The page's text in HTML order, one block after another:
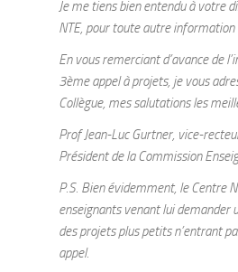
Je me tiens bien entendu à votre
NTE, pour toute autre information
En vous remerciant d’avance de
3ème appel à projets, je vous
Collègue, mes salutations les
Prof Jean-Luc Gurtner, vice-
Président de la Commission
P.S. Bien évidemment, le Centre
enseignants venant lui demander
des projets plus petits n’entrant
appel.